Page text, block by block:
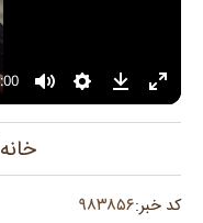
خانه
کد خبر:۹۸۳۸۵۶